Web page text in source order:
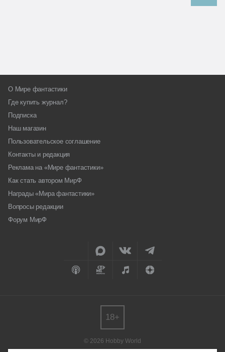
О Мире фантастики
Где купить журнал?
Подписка
Наш магазин
Пользовательское соглашение
Контакты и редакция
Реклама на «Мире фантастики»
Как стать автором МирФ
Награды «Мира фантастики»
Вопросы редакции
Форум МирФ
© 2026 Hobby World
18+